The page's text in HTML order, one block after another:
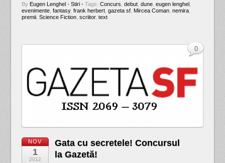
By Eugen Lenghel• Stiri • Tags: Concurs debut, dune, eugen lenghel,
evenimente, fantasy, frank herbert, gazeta sf, Mircea Coman, nemira,
premii, Science Fiction, scriitor, text
NOV
1
2012
Gata cu secretele! Concursul
la Gazetă!
0